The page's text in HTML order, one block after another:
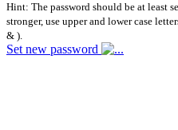
Hint: The password should be at least
stronger, use upper and lower case
& ).
Set new password